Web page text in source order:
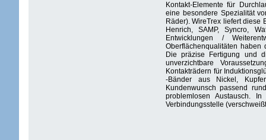
Kontakt-Elemente für
eine besondere Spezialität
Räder). WireTrex liefert diese
Henrich, SAMP, Syncro,
Entwicklungen /
Oberflächenqualitäten
Die präzise Fertigung und
unverzichtbare
Kontakträdern für
-Bänder aus Nickel,
Kundenwunsch passend
problemlosen Austausch.
Verbindungsstelle